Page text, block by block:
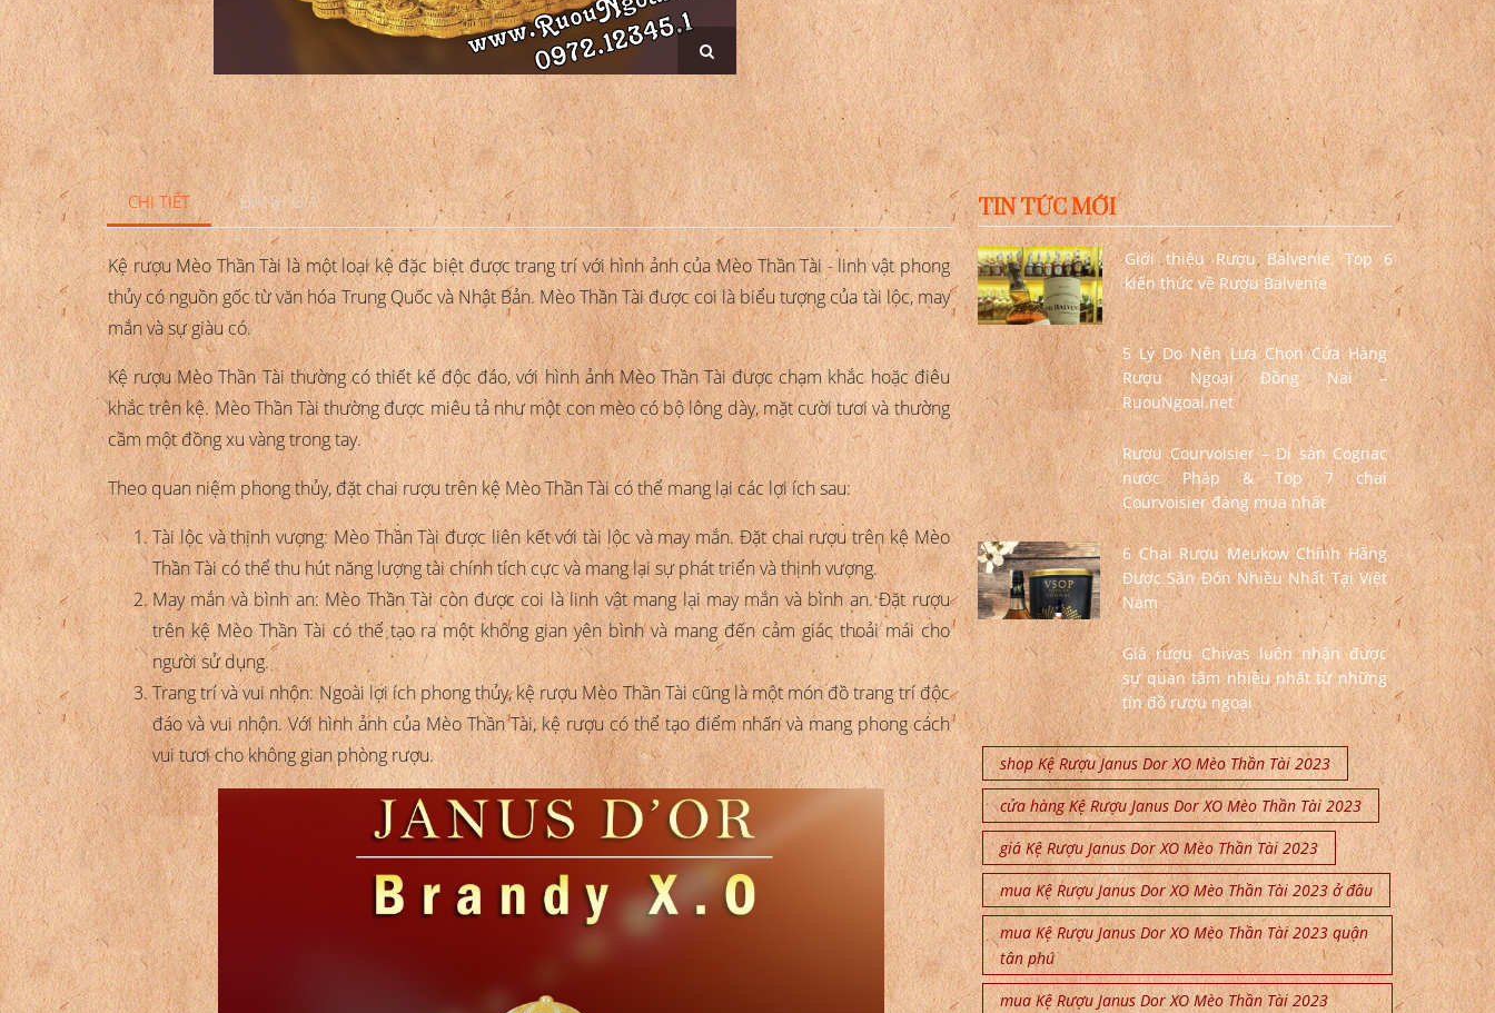
CHI TIẾT ĐÁNH GIÁ
Kệ rượu Mèo Thần Tài là một loại kệ đặc biệt được trang trí với hình ảnh của Mèo Thần Tài - linh vật phong
thủy có nguồn gốc từ văn hóa Trung Quốc và Nhật Bản. Mèo Thần Tài được coi là biểu tượng của tài lộc, may
mắn và sự giàu có.
Kệ rượu Mèo Thần Tài thường có thiết kế độc đáo, với hình ảnh Mèo Thần Tài được chạm khắc hoặc điêu
khắc trên kệ. Mèo Thần Tài thường được miêu tả như một con mèo có bộ lông dày, mặt cười tươi và thường
cầm một đồng xu vàng trong tay.
Theo quan niệm phong thủy, đặt chai rượu trên kệ Mèo Thần Tài có thể mang lại các lợi ích sau:
Tài lộc và thịnh vượng: Mèo Thần Tài được liên kết với tài lộc và may mắn. Đặt chai rượu trên kệ Mèo
Thần Tài có thể thu hút năng lượng tài chính tích cực và mang lại sự phát triển và thịnh vượng.
May mắn và bình an: Mèo Thần Tài còn được coi là linh vật mang lại may mắn và bình an. Đặt rượu
trên kệ Mèo Thần Tài có thể tạo ra một không gian yên bình và mang đến cảm giác thoải mái cho
người sử dụng.
Trang trí và vui nhộn: Ngoài lợi ích phong thủy, kệ rượu Mèo Thần Tài cũng là một món đồ trang trí độc
đáo và vui nhộn. Với hình ảnh của Mèo Thần Tài, kệ rượu có thể tạo điểm nhấn và mang phong cách
vui tươi cho không gian phòng rượu.
TIN TỨC MỚI
Giới thiệu Rượu Balvenie, Top 6
kiến thức về Rượu Balvenie
5 Lý Do Nên Lựa Chọn Cửa Hàng
Rượu Ngoại Đồng Nai –
RuouNgoai.net
Rượu Courvoisier – Di sản Cognac
nước Pháp & Top 7 chai
Courvoisier đáng mua nhất
6 Chai Rượu Meukow Chính Hãng
Được Săn Đón Nhiều Nhất Tại Việt
Nam
Giá rượu Chivas luôn nhận được
sự quan tâm nhiều nhất từ những
tín đồ rượu ngoại
shop Kệ Rượu Janus Dor XO Mèo Thần Tài 2023
cửa hàng Kệ Rượu Janus Dor XO Mèo Thần Tài 2023
giá Kệ Rượu Janus Dor XO Mèo Thần Tài 2023
mua Kệ Rượu Janus Dor XO Mèo Thần Tài 2023 ở đâu
mua Kệ Rượu Janus Dor XO Mèo Thần Tài 2023 quận
tân phú
mua Kệ Rượu Janus Dor XO Mèo Thần Tài 2023